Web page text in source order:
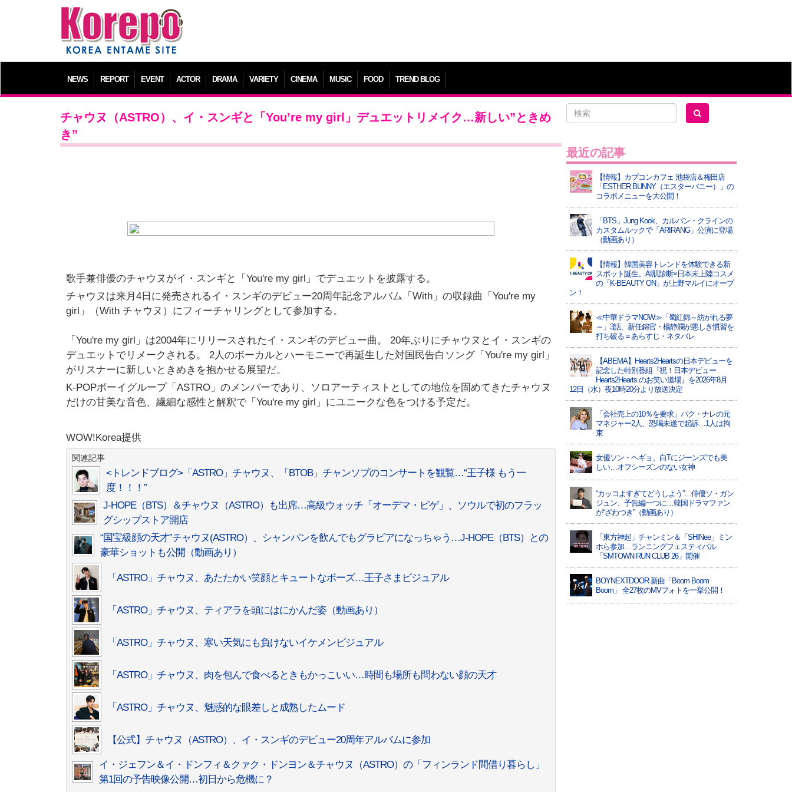
NEWS REPORT EVENT ACTOR DRAMA VARIETY CINEMA MUSIC FOOD TREND BLOG
チャウヌ（ASTRO）、イ・スンギと「You’re my girl」デュエットリメイク…新しい”ときめ
き”
歌手兼俳優のチャウヌがイ・スンギと「You're my girl」でデュエットを披露する。
チャウヌは来月4日に発売されるイ・スンギのデビュー20周年記念アルバム「With」の収録曲「You're my
girl」（With チャウヌ）にフィーチャリングとして参加する。
「You're my girl」は2004年にリリースされたイ・スンギのデビュー曲。 20年ぶりにチャウヌとイ・スンギの
デュエットでリメークされる。 2人のボーカルとハーモニーで再誕生した対国民告白ソング「You're my girl」
がリスナーに新しいときめきを抱かせる展望だ。
K-POPボーイグループ「ASTRO」のメンバーであり、ソロアーティストとしての地位を固めてきたチャウヌ
だけの甘美な音色、繊細な感性と解釈で「You're my girl」にユニークな色をつける予定だ。
WOW!Korea提供
関連記事
<トレンドブログ>「ASTRO」チャウヌ、「BTOB」チャンソプのコンサートを観覧…“王子様 もう一
度！！！”
J-HOPE（BTS）＆チャウヌ（ASTRO）も出席…高級ウォッチ「オーデマ・ピゲ」、ソウルで初のフラッ
グシップストア開店
“国宝級顔の天才”チャウヌ(ASTRO）、シャンパンを飲んでもグラビアになっちゃう…J-HOPE（BTS）との
豪華ショットも公開（動画あり）
「ASTRO」チャウヌ、あたたかい笑顔とキュートなポーズ…王子さまビジュアル
「ASTRO」チャウヌ、ティアラを頭にはにかんだ姿（動画あり）
「ASTRO」チャウヌ、寒い天気にも負けないイケメンビジュアル
「ASTRO」チャウヌ、肉を包んで食べるときもかっこいい…時間も場所も問わない顔の天才
「ASTRO」チャウヌ、魅惑的な眼差しと成熟したムード
【公式】チャウヌ（ASTRO）、イ・スンギのデビュー20周年アルバムに参加
イ・ジェフン＆イ・ドンフィ＆クァク・ドンヨン＆チャウヌ（ASTRO）の「フィンランド間借り暮らし」
第1回の予告映像公開…初日から危機に？
最近の記事
【情報】カプコンカフェ 池袋店＆梅田店
「ESTHER BUNNY（エスターバニー）」の
コラボメニューを大公開！
「BTS」Jung Kook、カルバン・クラインの
カスタムルックで「ARIRANG」公演に登場
（動画あり）
【情報】韓国美容トレンドを体験できる新
スポット誕生。AI肌診断×日本未上陸コスメ
の「K-BEAUTY ON」が上野マルイにオープ
ン！
≪中華ドラマNOW≫「蜀紅錦～紡がれる夢
～」3話、新任錦官・楊静瀾が悪しき慣習を
打ち破る＝あらすじ・ネタバレ
【ABEMA】Hearts2Heartsの日本デビューを
記念した特別番組『祝！日本デビュー
Hearts2Hearts のお笑い道場』を2026年8月
12日（水）夜10時20分より放送決定
「会社売上の10％を要求」パク・ナレの元
マネジャー2人、恐喝未遂で起訴…1人は拘
束
女優ソン・ヘギョ、白Tにジーンズでも美
しい…オフシーズンのない女神
“カッコよすぎてどうしよう”…俳優ソ・ガン
ジュン、予告編一つに…韓国ドラマファン
が“ざわつき”（動画あり）
「東方神起」チャンミン＆「SHINee」ミン
ホら参加…ランニングフェスティバル
「SMTOWN RUN CLUB 26」開催
BOYNEXTDOOR 新曲「Boom Boom
Boom」 全27枚のMVフォトを一挙公開！